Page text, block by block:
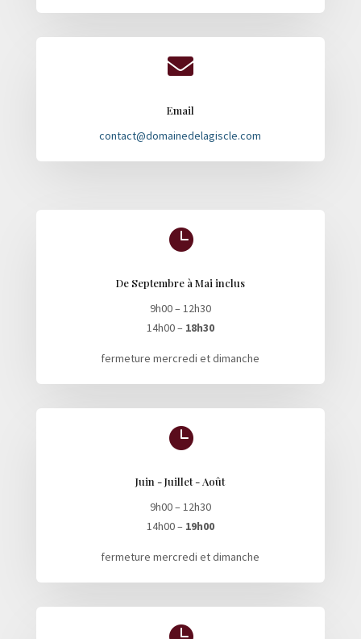

Email
contact@domainedelagiscle.com

De Septembre à Mai inclus
9h00 – 12h30
14h00 – 18h30
fermeture mercredi et dimanche

Juin - Juillet - Août
9h00 – 12h30
14h00 – 19h00
fermeture mercredi et dimanche